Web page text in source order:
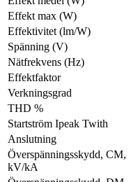
Effekt max (W)
Effektivitet (lm/W)
Spänning (V)
Nätfrekvens (Hz)
Effektfaktor
Verkningsgrad
THD %
Startström Ipeak Twith
Anslutning
Överspänningsskydd, CM,
kV/kA